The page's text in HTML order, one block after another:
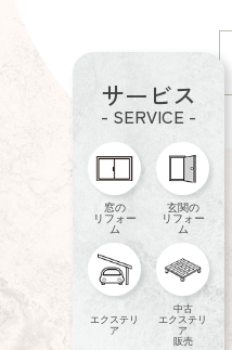
サービス
- SERVICE -
窓の
リフォー
ム
玄関の
リフォー
ム
エクステリ
ア
中古
エクステリ
ア
販売